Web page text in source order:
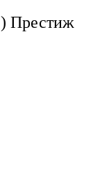
Престиж